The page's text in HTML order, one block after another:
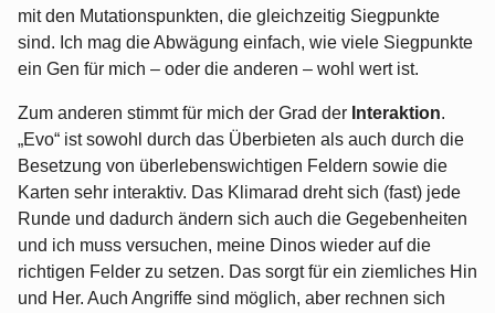
mit den Mutationspunkten, die gleichzeitig Siegpunkte
sind. Ich mag die Abwägung einfach, wie viele Siegpunkte
ein Gen für mich – oder die anderen – wohl wert ist.
Zum anderen stimmt für mich der Grad der Interaktion.
„Evo“ ist sowohl durch das Überbieten als auch durch die
Besetzung von überlebenswichtigen Feldern sowie die
Karten sehr interaktiv. Das Klimarad dreht sich (fast) jede
Runde und dadurch ändern sich auch die Gegebenheiten
und ich muss versuchen, meine Dinos wieder auf die
richtigen Felder zu setzen. Das sorgt für ein ziemliches Hin
und Her. Auch Angriffe sind möglich, aber rechnen sich